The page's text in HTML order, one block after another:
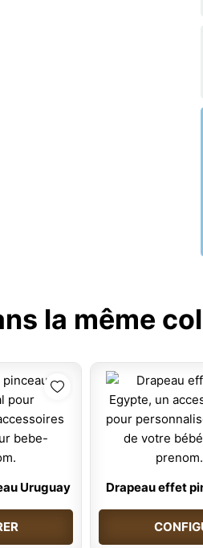
la même
Uruguay Drapeau effet